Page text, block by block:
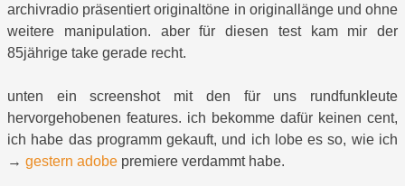
archivradio präsentiert originaltöne in originallänge und ohne
weitere manipulation. aber für diesen test kam mir der
85jährige take gerade recht.
unten ein screenshot mit den für uns rundfunkleute
hervorgehobenen features. ich bekomme dafür keinen cent,
ich habe das programm gekauft, und ich lobe es so, wie ich
→ gestern adobe premiere verdammt habe.